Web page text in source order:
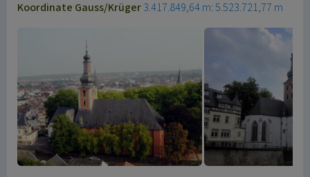
Koordinate Gauss/Krüger3.417.849,64 m: 5.523.721,77 m